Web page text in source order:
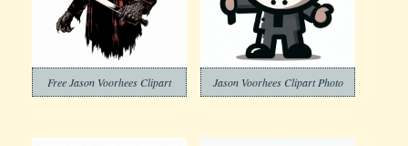
Free Jason Voorhees Clipart Jason Voorhees Clipart Photo